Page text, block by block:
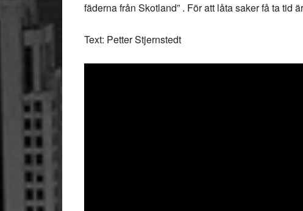
fäderna från Skotland” . För att låta saker få ta tid
Text: Petter Stjernstedt